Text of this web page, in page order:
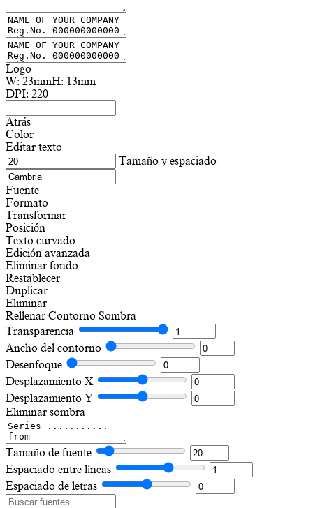
Logo
W: 23mmH: 13mm
DPI: 220
Atrás
Color
Editar texto
Tamaño y espaciado
Fuente
Formato
Transformar
Posición
Texto curvado
Edición avanzada
Eliminar fondo
Restablecer
Duplicar
Eliminar
Rellenar Contorno Sombra
Transparencia
Ancho del contorno
Desenfoque
Desplazamiento X
Desplazamiento Y
Eliminar sombra
Tamaño de fuente
Espaciado entre líneas
Espaciado de letras